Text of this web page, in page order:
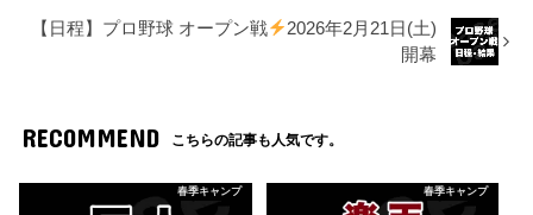
【日程】プロ野球 オープン戦
2026年2月21日(土)
開幕
RECOMMEND こちらの記事も人気です。
春季キャンプ 春季キャンプ